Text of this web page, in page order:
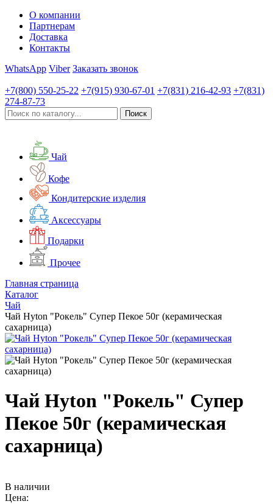
О компании
Партнерам
Доставка
Контакты
WhatsApp Viber Заказать звонок
+7(800) 550-25-22 +7(915) 930-67-01 +7(831) 216-42-93 +7(831)
274-87-73
Чай
Кофе
Кондитерские изделия
Аксессуары
Подарки
Прочее
Главная страница
Каталог
Чай
Чай Hyton "Рокель" Супер Пекое 50г (керамическая
сахарница)
Чай Hyton "Рокель" Супер
Пекое 50г (керамическая
сахарница)
В наличии
Цена: